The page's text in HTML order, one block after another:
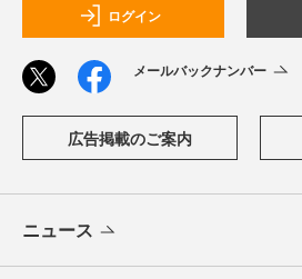
ログイン
メールバックナンバー
広告掲載のご案内
ニュース